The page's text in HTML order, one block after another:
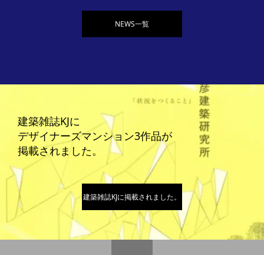
NEWS一覧
建築雑誌KJに
デザイナーズマンション3作品が
掲載されました。
建築雑誌KJに掲載されました。